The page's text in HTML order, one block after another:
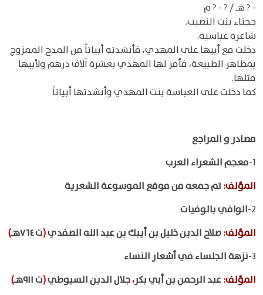
- ? هـ / ? - ? م
حجناء بنت النصيب.
شاعرة عباسية.
دخلت مع أبيها على المهدي، فأنشدته أبياتاً من المدح الممزوج
بمظاهر الطبيعة، فأمر لها المهدي بعشرة آلاف درهم ولأبيها
مثلها.
كما دخلت على العباسة بنت المهدي وأنشدتها أبياتاً
مصادر و المراجع
1- معجم الشعراء العرب
المؤلف:تم جمعه من موقع الموسوعة الشعرية
2- الوافي بالوفيات
المؤلف:صلاح الدين خليل بن أيبك بن عبد الله الصفدي(ت ٧٦٤هـ
)
3- نزهة الجلساء في أشعار النساء
المؤلف:عبد الرحمن بن أبي بكر،جلال الدين السيوطي(ت ٩١١هـ
)